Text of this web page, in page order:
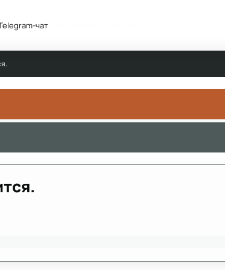
чатСообщество